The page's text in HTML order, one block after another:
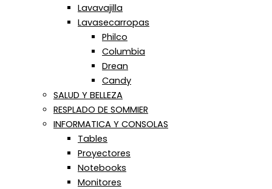
Lavavajilla
Lavasecarropas
Philco
Columbia
Drean
Candy
SALUD Y BELLEZA
RESPLADO DE SOMMIER
INFORMATICA Y CONSOLAS
Tables
Proyectores
Notebooks
Monitores